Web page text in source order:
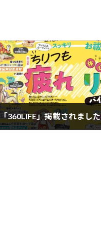
「360LiFE」掲載されました